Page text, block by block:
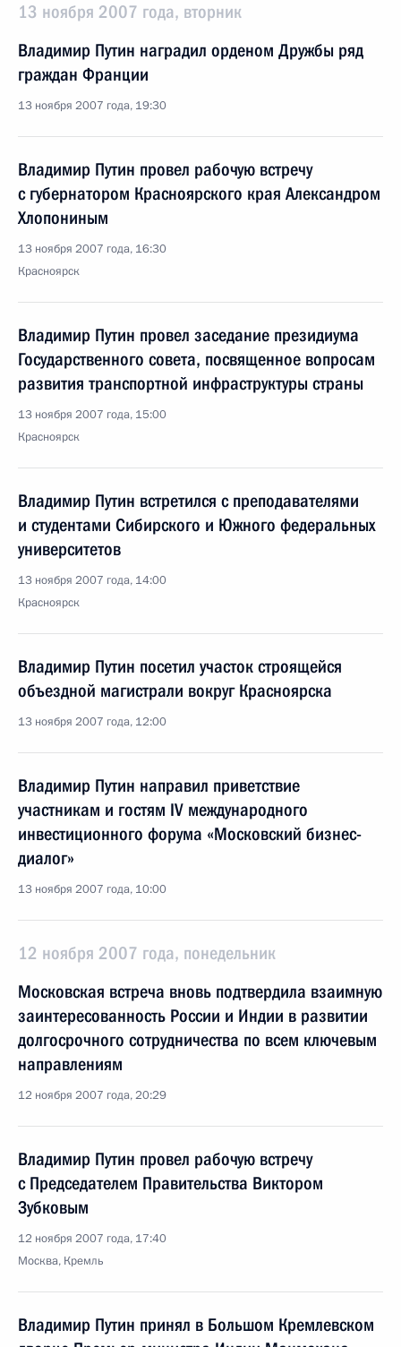
13 ноября 2007 года, вторник
Владимир Путин наградил орденом Дружбы ряд
граждан Франции
13 ноября 2007 года, 19:30
Владимир Путин провел рабочую встречу
с губернатором Красноярского края Александром
Хлопониным
13 ноября 2007 года, 16:30
Красноярск
Владимир Путин провел заседание президиума
Государственного совета, посвященное вопросам
развития транспортной инфраструктуры страны
13 ноября 2007 года, 15:00
Красноярск
Владимир Путин встретился с преподавателями
и студентами Сибирского и Южного федеральных
университетов
13 ноября 2007 года, 14:00
Красноярск
Владимир Путин посетил участок строящейся
объездной магистрали вокруг Красноярска
13 ноября 2007 года, 12:00
Владимир Путин направил приветствие
участникам и гостям IV международного
инвестиционного форума «Московский бизнес-
диалог»
13 ноября 2007 года, 10:00
12 ноября 2007 года, понедельник
Московская встреча вновь подтвердила взаимную
заинтересованность России и Индии в развитии
долгосрочного сотрудничества по всем ключевым
направлениям
12 ноября 2007 года, 20:29
Владимир Путин провел рабочую встречу
с Председателем Правительства Виктором
Зубковым
12 ноября 2007 года, 17:40
Москва, Кремль
Владимир Путин принял в Большом Кремлевском